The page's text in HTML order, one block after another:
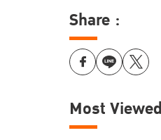
Share :
Most Viewed